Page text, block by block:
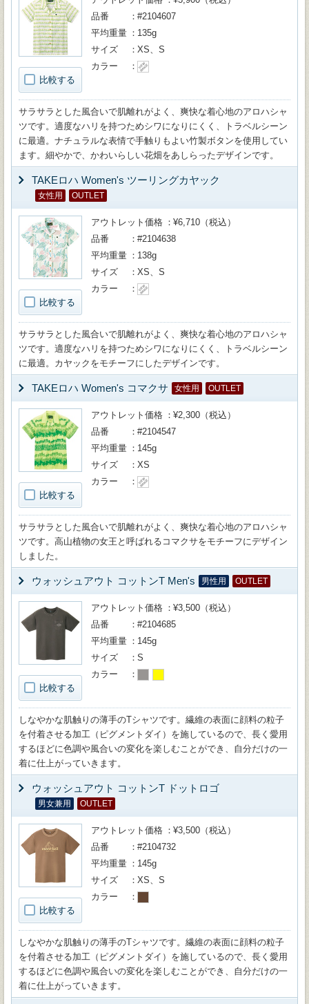
比較する
品番
#2104607
平均重量
135g
サイズ
XS、S
カラー
サラサラとした風合いで肌離れがよく、爽快な着心地のアロハシャ
ツです。適度なハリを持つためシワになりにくく、トラベルシーン
に最適。ナチュラルな表情で手触りもよい竹製ボタンを使用してい
ます。細やかで、かわいらしい花畑をあしらったデザインです。
TAKEロハ Women's ツーリングカヤック
女性用 OUTLET
比較する
アウトレット価格
¥6,710（税込）
品番
#2104638
平均重量
138g
サイズ
XS、S
カラー
サラサラとした風合いで肌離れがよく、爽快な着心地のアロハシャ
ツです。適度なハリを持つためシワになりにくく、トラベルシーン
に最適。カヤックをモチーフにしたデザインです。
TAKEロハ Women's コマクサ 女性用 OUTLET
比較する
アウトレット価格
¥2,300（税込）
品番
#2104547
平均重量
145g
サイズ
XS
カラー
サラサラとした風合いで肌離れがよく、爽快な着心地のアロハシャ
ツです。高山植物の女王と呼ばれるコマクサをモチーフにデザイン
しました。
ウォッシュアウト コットンT Men's 男性用 OUTLET
比較する
アウトレット価格
¥3,500（税込）
品番
#2104685
平均重量
145g
サイズ
S
カラー
しなやかな肌触りの薄手のTシャツです。繊維の表面に顔料の粒子
を付着させる加工（ピグメントダイ）を施しているので、長く愛用
するほどに色調や風合いの変化を楽しむことができ、自分だけの一
着に仕上がっていきます。
ウォッシュアウト コットンT ドットロゴ
男女兼用 OUTLET
比較する
アウトレット価格
¥3,500（税込）
品番
#2104732
平均重量
145g
サイズ
XS、S
カラー
しなやかな肌触りの薄手のTシャツです。繊維の表面に顔料の粒子
を付着させる加工（ピグメントダイ）を施しているので、長く愛用
するほどに色調や風合いの変化を楽しむことができ、自分だけの一
着に仕上がっていきます。